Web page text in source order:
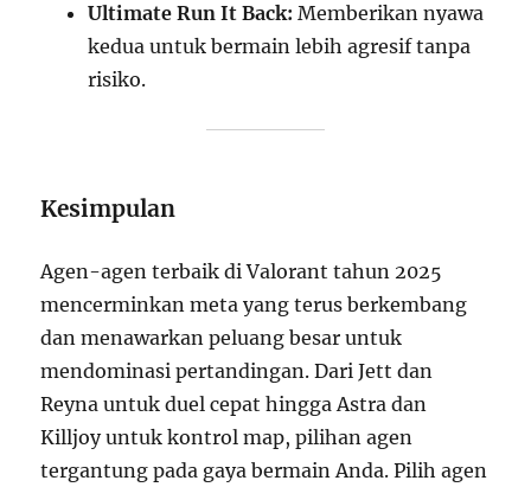
Ultimate Run It Back: Memberikan nyawa
kedua untuk bermain lebih agresif tanpa
risiko.
Kesimpulan
Agen-agen terbaik di Valorant tahun 2025
mencerminkan meta yang terus berkembang
dan menawarkan peluang besar untuk
mendominasi pertandingan. Dari Jett dan
Reyna untuk duel cepat hingga Astra dan
Killjoy untuk kontrol map, pilihan agen
tergantung pada gaya bermain Anda. Pilih agen